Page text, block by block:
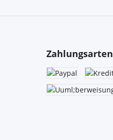
Zahlungsarten